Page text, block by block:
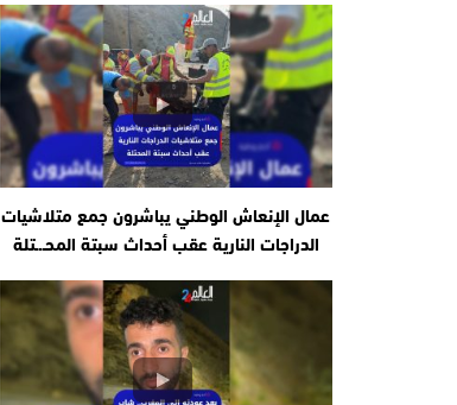
عمال الإنعاش الوطني يباشرون جمع متلاشيات
الدراجات النارية عقب أحداث سبتة المحـ.ـتلة